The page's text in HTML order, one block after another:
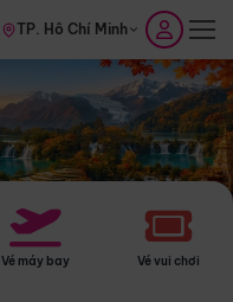
TP. Hồ Chí Minh
Vé máy bay Vé vui chơi